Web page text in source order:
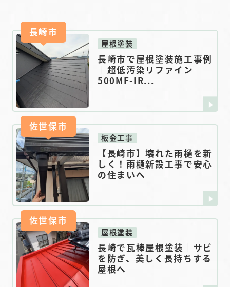
長崎市
屋根塗装
長崎市で屋根塗装施工事例
｜超低汚染リファイン
500MF-IR...
佐世保市
板金工事
【長崎市】壊れた雨樋を新
しく！雨樋新設工事で安心
の住まいへ
佐世保市
屋根塗装
長崎で瓦棒屋根塗装｜サビ
を防ぎ、美しく長持ちする
屋根へ